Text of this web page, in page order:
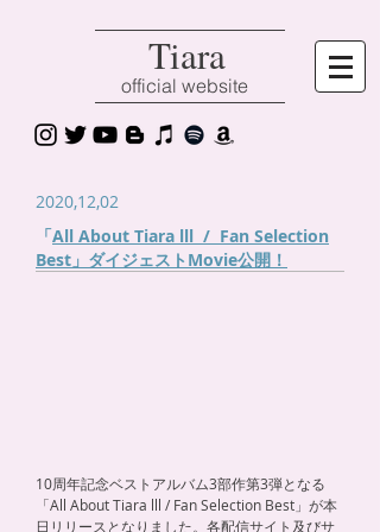
Tiara
official website
2020,12,02
​「All About Tiara lll / Fan Selection
Best」ダイジェストMovie公開！
10周年記念ベストアルバム3部作第3弾となる
「All About Tiara lll / Fan Selection Best」が本
日リリースとなりました。各配信サイト及びサ